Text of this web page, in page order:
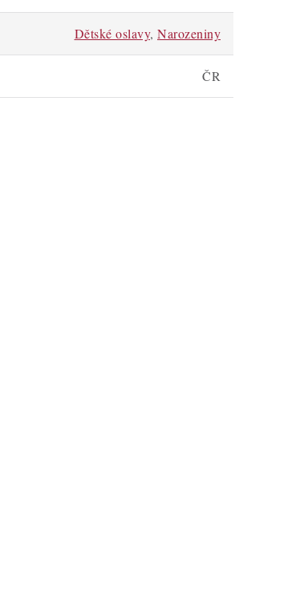
Dětské oslavy, Narozeniny
ČR